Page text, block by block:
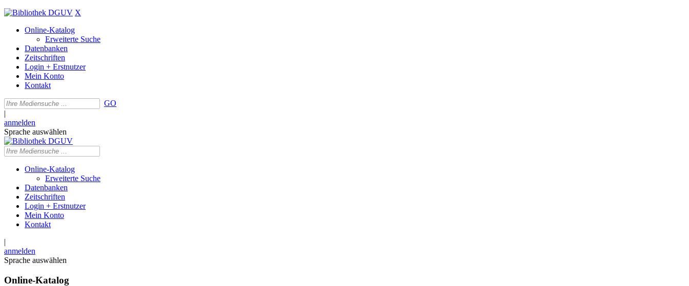
X
Online-Katalog
Erweiterte Suche
Datenbanken
Zeitschriften
Login + Erstnutzer
Mein Konto
Kontakt
GO
|
anmelden
Sprache auswählen
Online-Katalog
Erweiterte Suche
Datenbanken
Zeitschriften
Login + Erstnutzer
Mein Konto
Kontakt
|
anmelden
Sprache auswählen
Online-Katalog